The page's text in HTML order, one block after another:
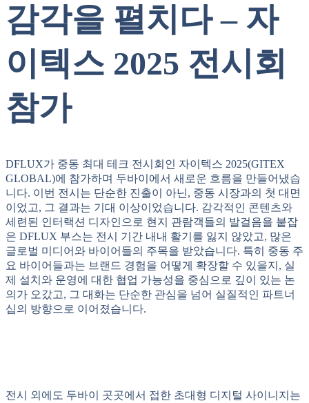
감각을 펼치다 – 자
이텍스 2025 전시회
참가
DFLUX가 중동 최대 테크 전시회인 자이텍스 2025(GITEX
GLOBAL)에 참가하며 두바이에서 새로운 흐름을 만들어냈습
니다. 이번 전시는 단순한 진출이 아닌, 중동 시장과의 첫 대면
이었고, 그 결과는 기대 이상이었습니다. 감각적인 콘텐츠와
세련된 인터랙션 디자인으로 현지 관람객들의 발걸음을 붙잡
은 DFLUX 부스는 전시 기간 내내 활기를 잃지 않았고, 많은
글로벌 미디어와 바이어들의 주목을 받았습니다. 특히 중동 주
요 바이어들과는 브랜드 경험을 어떻게 확장할 수 있을지, 실
제 설치와 운영에 대한 협업 가능성을 중심으로 깊이 있는 논
의가 오갔고, 그 대화는 단순한 관심을 넘어 실질적인 파트너
십의 방향으로 이어졌습니다.
전시 외에도 두바이 곳곳에서 접한 초대형 디지털 사이니지는